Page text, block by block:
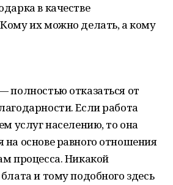
в качестве
их можно делать, а кому
полностью отказаться от
Если работа
услуг населению, то она
на основе равного отношения
процесса. Никакой
и тому подобного здесь